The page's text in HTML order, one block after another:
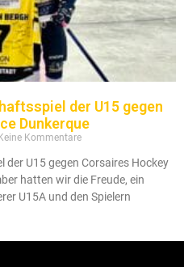
der U15 gegen
Dunkerque
Keine Kommentare
U15 gegen Corsaires Hockey
hatten wir die Freude, ein
U15A und den Spielern